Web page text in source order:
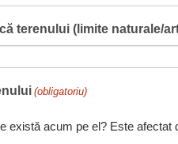
terenului (limite naturale/
(obligatoriu)
există acum pe el? Este